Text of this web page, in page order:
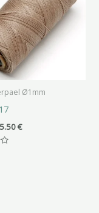
Ø1mm
5.50€